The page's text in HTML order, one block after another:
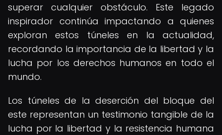
superar cualquier obstáculo. Este legado
inspirador continúa impactando a quienes
exploran estos túneles en la actualidad,
recordando la importancia de la libertad y la
lucha por los derechos humanos en todo el
mundo.
Los túneles de la deserción del bloque del
este representan un testimonio tangible de la
lucha por la libertad y la resistencia humana